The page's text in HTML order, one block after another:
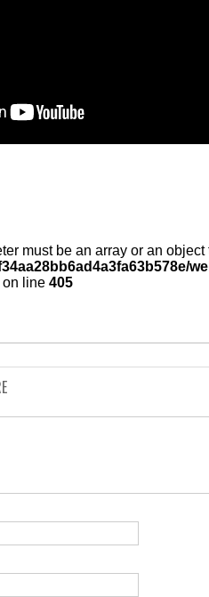
must be an array or an
on line 405